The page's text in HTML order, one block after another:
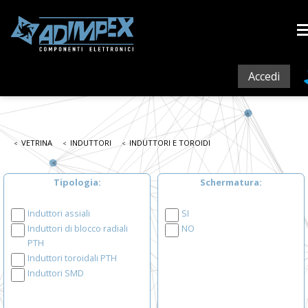
Accedi
VETRINA INDUTTORI INDUTTORI E TOROIDI
Tipologia
Induttori assiali
Induttori di blocco radiali
PTH
Induttori toroidali PTH
Induttori SMD
Schermatura
SI
NO